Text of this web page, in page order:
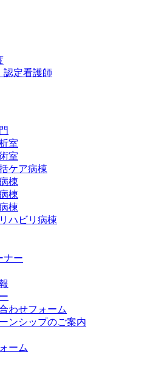
認定看護師
室
室
ケア病棟
棟
棟
棟
ハビリ病棟
ナー
わせフォーム
ンシップのご案内
ーム